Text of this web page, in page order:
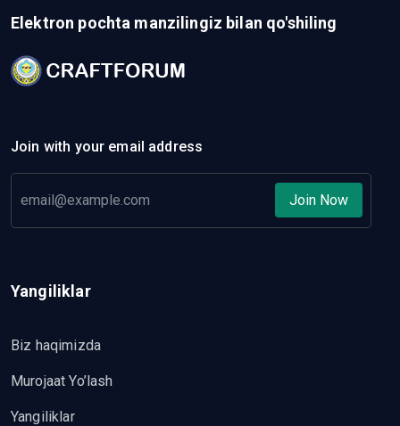
Elektron pochta manzilingiz bilan qo'shiling
Join with your email address
Join Now
Yangiliklar
Biz haqimizda
Murojaat Yo’lash
Yangiliklar